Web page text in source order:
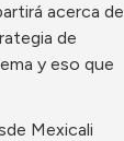
acerca de
de
y eso que
Mexicali